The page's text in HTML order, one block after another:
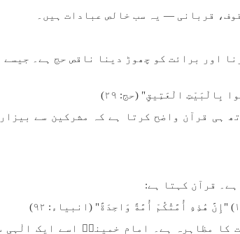
قربانی — یہ سب خالص عبادات ہیں۔
اور برائت کو چھوڑ دینا ناقص حج ہے۔ جیسے
ہی قرآن واضح کرتا ہے کہ مشرکین سے
قرآن کہتا ہے:
کا مظاہرہ ہے۔ امام خمینیؒ اسے ایک الٰہی